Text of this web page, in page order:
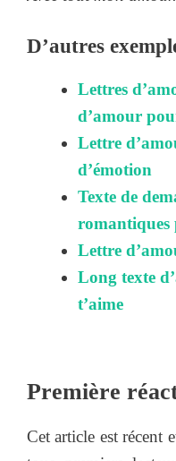
D’autres
Lettres
d’amour
Lettre
d’émotion
Texte de
romantiques
Lettre
Long texte
t’aime
Première
Cet article est récent